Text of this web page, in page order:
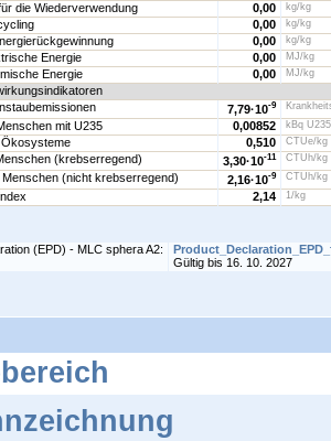
die Wiederverwendung 0,00 kg/kg
0,00 kg/kg
0,00 kg/kg
Energie 0,00 MJ/kg
Energie 0,00 MJ/kg
7,79·10-9
mit U235 0,00852 kBq
0,510 CTUe/kg
(krebserregend) 3,30·10-11 CTUh/kg
(nicht krebserregend) 2,16·10-9 CTUh/kg
2,14 1/kg
(EPD) - MLC sphera A2:
Gültig bis 16. 10. 2027